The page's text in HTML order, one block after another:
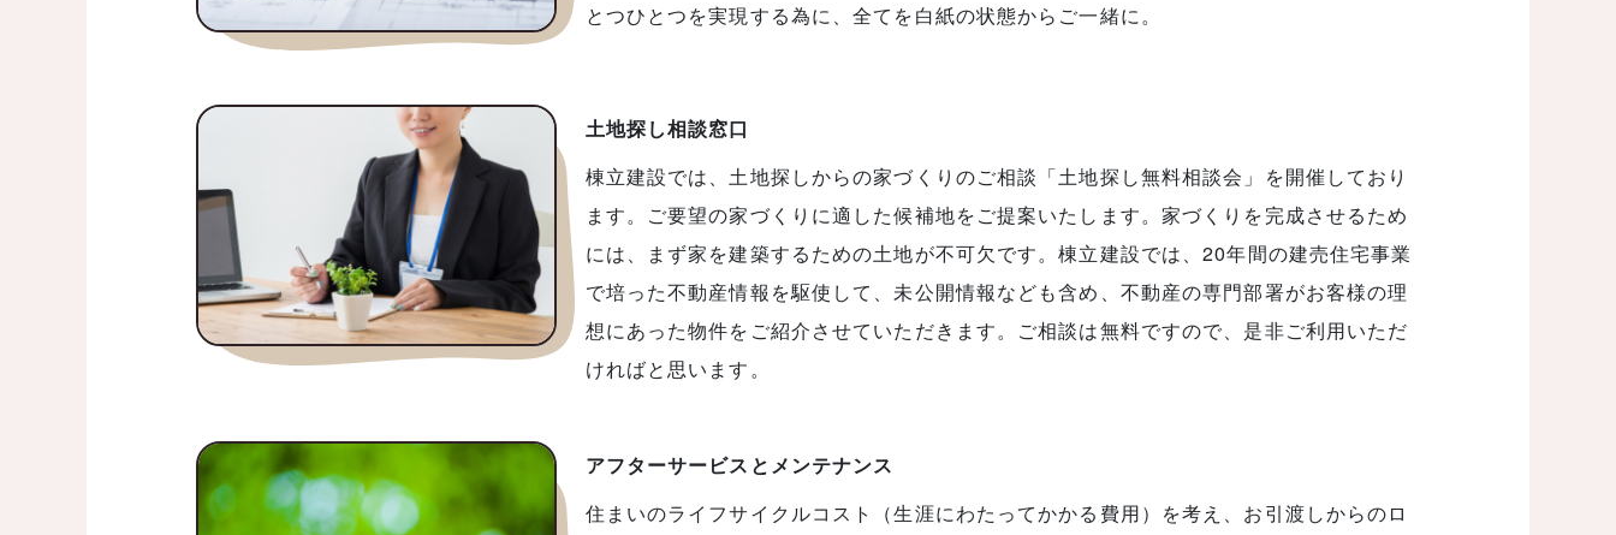
とつひとつを実現する為に、全てを白紙の状態からご一緒に。
土地探し相談窓口
棟立建設では、土地探しからの家づくりのご相談「土地探し無料相談会」を開催しており
ます。ご要望の家づくりに適した候補地をご提案いたします。家づくりを完成させるため
には、まず家を建築するための土地が不可欠です。棟立建設では、20年間の建売住宅事業
で培った不動産情報を駆使して、未公開情報なども含め、不動産の専門部署がお客様の理
想にあった物件をご紹介させていただきます。ご相談は無料ですので、是非ご利用いただ
ければと思います。
アフターサービスとメンテナンス
住まいのライフサイクルコスト（生涯にわたってかかる費用）を考え、お引渡しからのロ